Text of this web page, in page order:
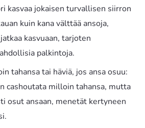
kasvaa jokaisen turvallisen siirron
kuin kana välttää ansoja,
kasvuaan, tarjoten
palkintoja.
tahansa tai häviä, jos ansa osuu:
cashoutata milloin tahansa, mutta
osut ansaan, menetät kertyneen